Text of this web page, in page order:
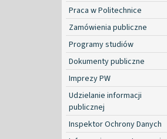
Praca w Politechnice
Zamówienia publiczne
Programy studiów
Dokumenty publiczne
Imprezy PW
Udzielanie informacji
publicznej
Inspektor Ochrony Danych